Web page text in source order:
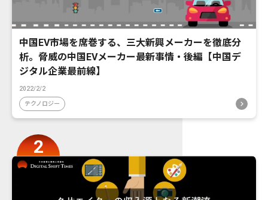
中国EV市場を席巻する、三大新興メーカーを徹底分
析。脅威の中国EVメーカー最新事情・後編【中国デ
ジタル企業最前線】
2022/2/2
テクノロジー